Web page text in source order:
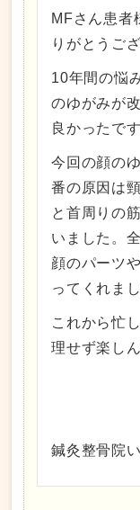
MFさん患者
りがとうご
10年間の悩
のゆがみが
良かったです
今回の顔の
番の原因は
と首周りの
いました。
顔のパーツ
ってくれまし
これから忙
理せず楽し
鍼灸整骨